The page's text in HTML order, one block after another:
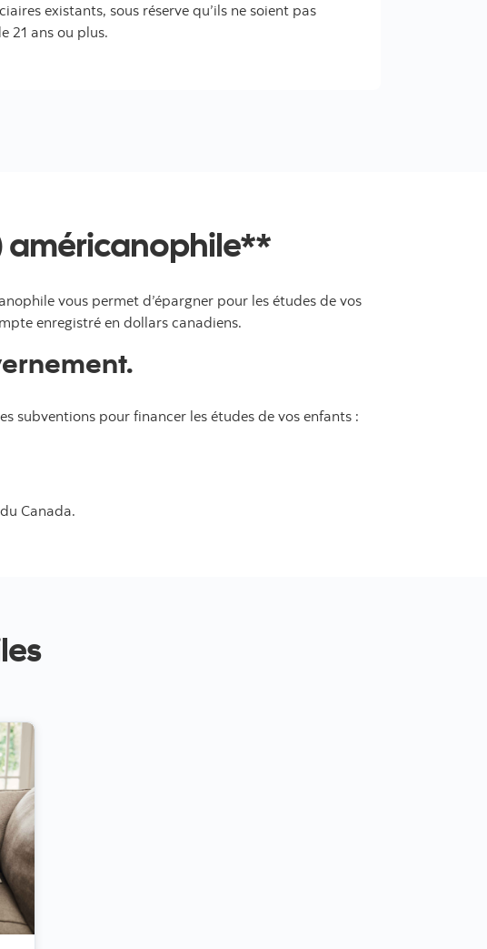
existants, sous réserve qu’ils ne soient pas
21 ans ou plus.
américanophile**
vous permet d’épargner pour les études de vos
enregistré en dollars canadiens.
subventions pour financer les études de vos enfants :
Canada.